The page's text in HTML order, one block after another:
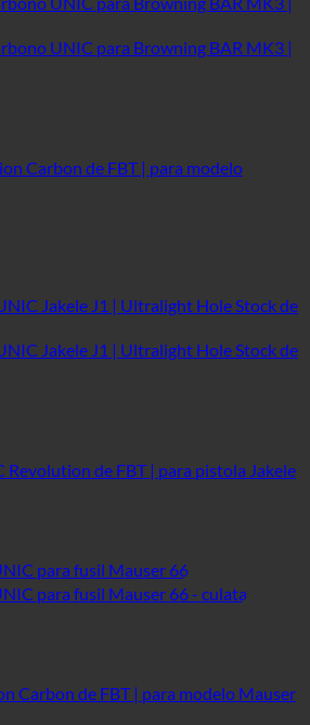
Carbon de FBT | para modelo
Revolution de FBT | para pistola Jakele
Carbon de FBT | para modelo Mauser